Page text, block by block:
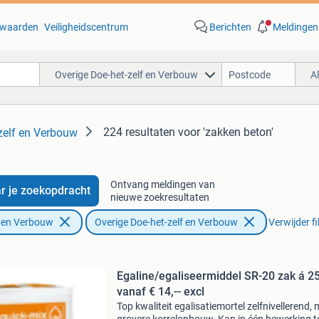
Veiligheidscentrum Berichten Meldingen
Overige Doe-het-zelf en Verbouw
en Verbouw 224 resultaten voor 'zakken beton'
je zoekopdracht
Ontvang meldingen van
nieuwe zoekresultaten
Verbouw Overige Doe-het-zelf en Verbouw Verwijder
Egaline/egaliseermiddel SR-20 zak á
vanaf € 14,-- excl
Top kwaliteit egalisatiemortel zelfnivellerend,